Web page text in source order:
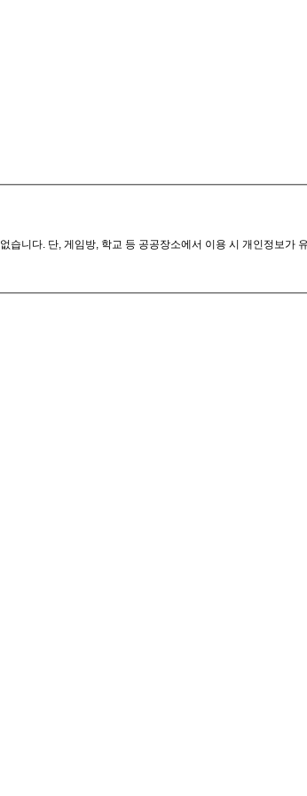
니다. 단, 게임방, 학교 등 공공장소에서 이용 시 개인정보가